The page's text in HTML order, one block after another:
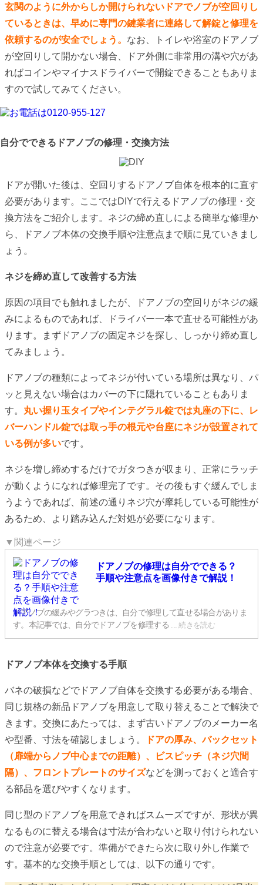
玄関のように外からしか開けられないドアでノブが空回りし
ているときは、早めに専門の鍵業者に連絡して解錠と修理を
依頼するのが安全でしょう。 なお、トイレや浴室のドアノブ
が空回りして開かない場合、ドア外側に非常用の溝や穴があ
ればコインやマイナスドライバーで開錠できることもありま
すので試してみてください。
自分でできるドアノブの修理・交換方法
ドアが開いた後は、空回りするドアノブ自体を根本的に直す
必要があります。ここではDIYで行えるドアノブの修理・交
換方法をご紹介します。ネジの締め直しによる簡単な修理か
ら、ドアノブ本体の交換手順や注意点まで順に見ていきまし
ょう。
ネジを締め直して改善する方法
原因の項目でも触れましたが、ドアノブの空回りがネジの緩
みによるものであれば、ドライバー一本で直せる可能性があ
ります。まずドアノブの固定ネジを探し、しっかり締め直し
てみましょう。
ドアノブの種類によってネジが付いている場所は異なり、パ
ッと見えない場合はカバーの下に隠れていることもありま
す。 丸い握り玉タイプやインテグラル錠では丸座の下に、レ
バーハンドル錠では取っ手の根元や台座にネジが設置されて
いる例が多いです。
ネジを増し締めするだけでガタつきが収まり、正常にラッチ
が動くようになれば修理完了です。その後もすぐ緩んでしま
うようであれば、前述の通りネジ穴が摩耗している可能性が
あるため、より踏み込んだ対処が必要になります。
▼関連ページ
ドアノブの修理は自分でできる？
手順や注意点を画像付きで解説！
ドアノブの緩みやグラつきは、自分で修理して直せる場合がありま
す。本記事では、自分でドアノブを修理する ... 続きを読む
ドアノブ本体を交換する手順
バネの破損などでドアノブ自体を交換する必要がある場合、
同じ規格の新品ドアノブを用意して取り替えることで解決で
きます。交換にあたっては、まず古いドアノブのメーカー名
や型番、寸法を確認しましょう。
ドアの厚み、バックセット
（扉端からノブ中心までの距離）、ビスピッチ（ネジ穴間
隔）、フロントプレートのサイズなどを測っておくと適合す
る部品を選びやすくなります。
同じ型のドアノブを用意できればスムーズですが、形状が異
なるものに替える場合は寸法が合わないと取り付けられない
ので注意が必要です。準備ができたら次に取り外し作業で
す。基本的な交換手順としては、以下の通りです。